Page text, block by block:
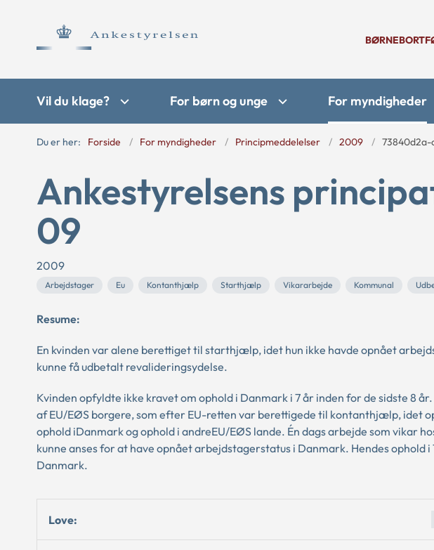
Vil du klage? For børn og unge For myndigheder
Du er her: Forside For myndigheder Principmeddelelser 2009 73840d2a-
Ankestyrelsens
09
2009
Arbejdstager Eu Kontanthjælp Starthjælp Vikararbejde Kommunal
Resume:
En kvinden var alene berettiget til starthjælp, idet hun ikke havde opnået
kunne få udbetalt revalideringsydelse.
Kvinden opfyldte ikke kravet om ophold i Danmark i 7 år inden for de sidste 8
af EU/EØS borgere, som efter EU-retten var berettigede til kontanthjælp, idet
ophold iDanmark og ophold i andreEU/EØS lande. Én dags arbejde som vikar
kunne anses for at have opnået arbejdstagerstatus i Danmark. Hendes ophold
Danmark.
Love: